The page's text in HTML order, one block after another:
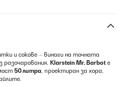
и сокове – винаги на точната
Klarstein Mr. Barbotе
50 литра, проектиран за хора,